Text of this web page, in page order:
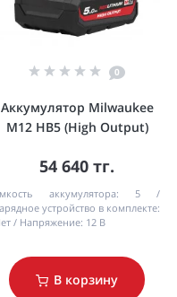
0
Аккумулятор Milwaukee
M12 HB5 (High Output)
54 640 тг.
аккумулятора:
5
устройство в комплекте:
Напряжение: 12 В
В корзину